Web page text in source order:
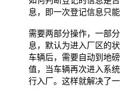
息，即一次登记信息只能
需要两部分操作，一部
息，默认为进入厂区的
车辆后，需要自动到地
值，当车辆再次进入系
行入厂。这样就解决了